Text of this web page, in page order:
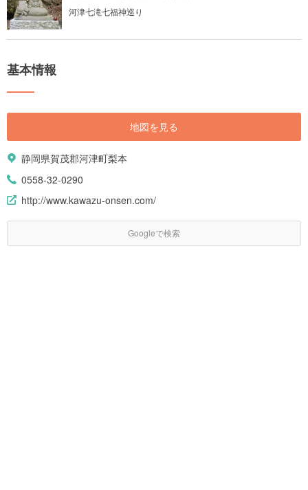
河津七滝七福神巡り
基本情報
地図を見る
静岡県賀茂郡河津町梨本
0558-32-0290
http://www.kawazu-onsen.com/
Googleで検索